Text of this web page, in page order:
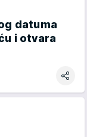
datuma
i otvara